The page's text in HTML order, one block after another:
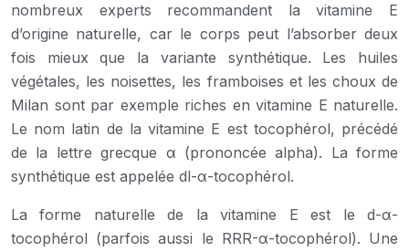
nombreux experts recommandent la vitamine E
d’origine naturelle, car le corps peut l’absorber deux
fois mieux que la variante synthétique. Les huiles
végétales, les noisettes, les framboises et les choux de
Milan sont par exemple riches en vitamine E naturelle.
Le nom latin de la vitamine E est tocophérol, précédé
de la lettre grecque α (prononcée alpha). La forme
synthétique est appelée dl-α-tocophérol.
La forme naturelle de la vitamine E est le d-α-
tocophérol (parfois aussi le RRR-α-tocophérol). Une